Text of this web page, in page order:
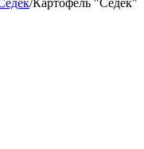
/Картофель "Седек"